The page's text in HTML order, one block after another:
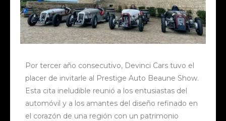
Por tercer año consecutivo, Devinci Cars tuvo el
placer de invitarle al Prestige Auto Beaune Show.
Esta cita ineludible reunió a los entusiastas del
automóvil y a los amantes del diseño refinado en
el corazón de una región con un patrimonio